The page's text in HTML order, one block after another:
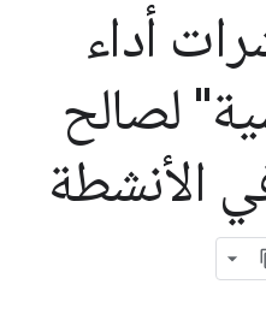
أداء
لصالح
الأنشطة